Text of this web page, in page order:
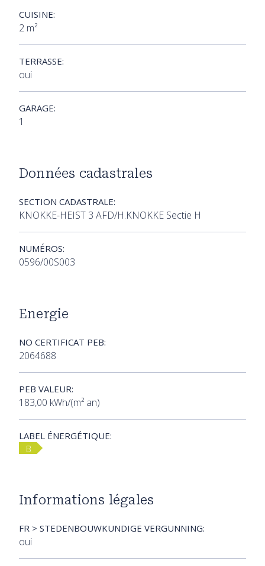
CUISINE:
2 m²
TERRASSE:
oui
GARAGE:
1
Données cadastrales
SECTION CADASTRALE:
KNOKKE-HEIST 3 AFD/H.KNOKKE Sectie H
NUMÉROS:
0596/00S003
Energie
NO CERTIFICAT PEB:
2064688
PEB VALEUR:
183,00 kWh/(m² an)
LABEL ÉNERGÉTIQUE:
B
Informations légales
FR > STEDENBOUWKUNDIGE VERGUNNING:
oui